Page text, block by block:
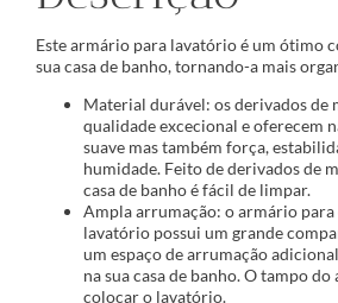
Este armário para lavatório é um ótimo
sua casa de banho, tornando-a mais
Material durável: os derivados de
qualidade excecional e oferecem
suave mas também força,
humidade. Feito de derivados de
casa de banho é fácil de limpar.
Ampla arrumação: o armário
lavatório possui um grande
um espaço de arrumação
na sua casa de banho. O tampo
colocar o lavatório.